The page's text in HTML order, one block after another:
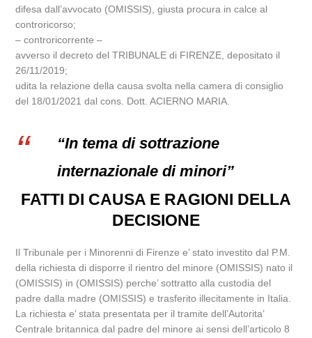
difesa dall’avvocato (OMISSIS), giusta procura in calce al
controricorso;
– controricorrente –
avverso il decreto del TRIBUNALE di FIRENZE, depositato il
26/11/2019;
udita la relazione della causa svolta nella camera di consiglio
del 18/01/2021 dal cons. Dott. ACIERNO MARIA.
“In tema di sottrazione
internazionale di minori”
FATTI DI CAUSA E RAGIONI DELLA
DECISIONE
Il Tribunale per i Minorenni di Firenze e’ stato investito dal P.M.
della richiesta di disporre il rientro del minore (OMISSIS) nato il
(OMISSIS) in (OMISSIS) perche’ sottratto alla custodia del
padre dalla madre (OMISSIS) e trasferito illecitamente in Italia.
La richiesta e’ stata presentata per il tramite dell’Autorita’
Centrale britannica dal padre del minore ai sensi dell’articolo 8